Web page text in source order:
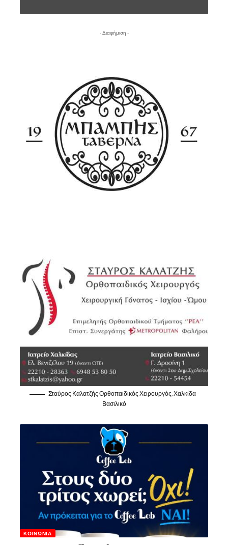
- Διαφήμιση -
Σταύρος Καλατζής Ορθοπαιδικός Χειρουργός, Χαλκίδα -
Βασιλικό
ΚΟΙΝΩΝΊΑ